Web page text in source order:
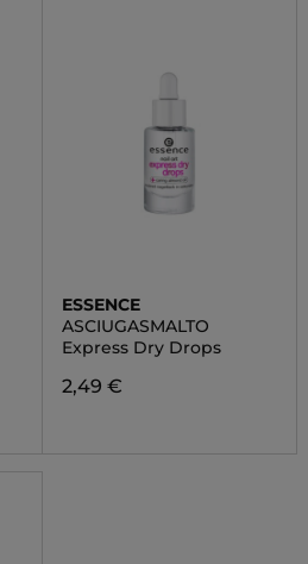
ESSENCE
ASCIUGASMALTO
Express Dry Drops
2,49 €